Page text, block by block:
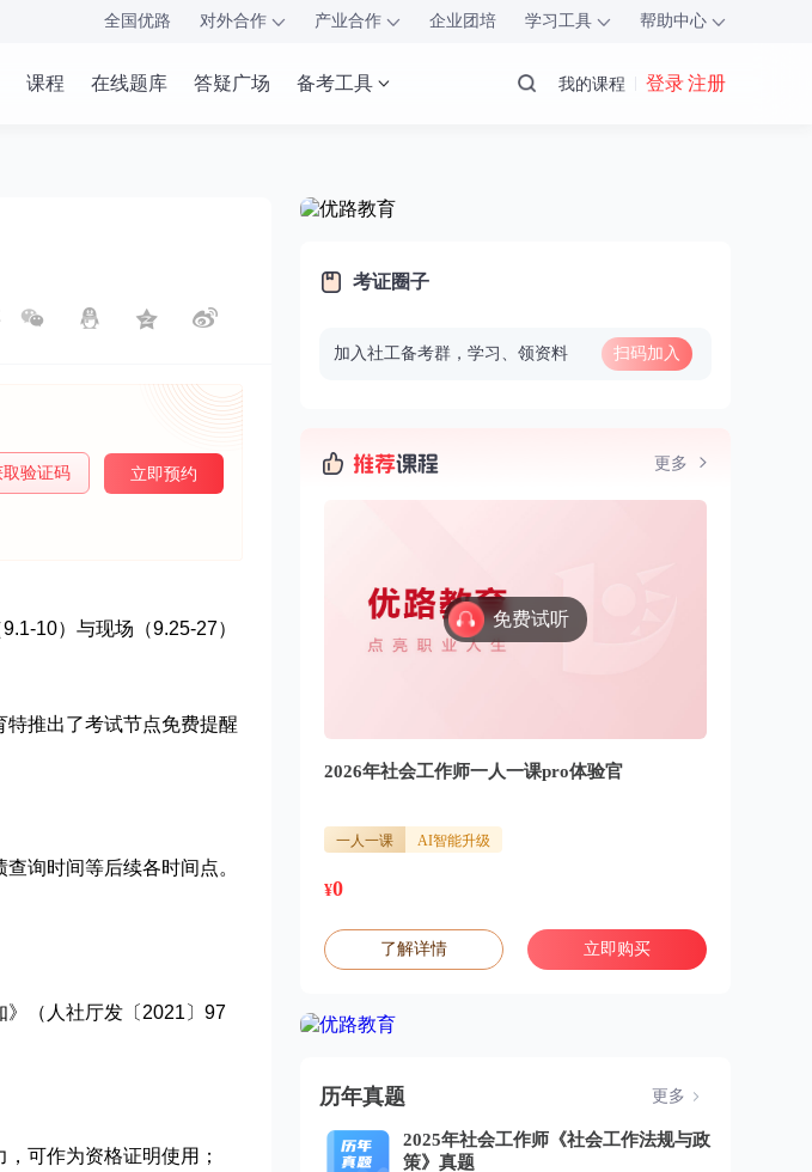
全国优路 对外合作 产业合作 企业团培 学习工具 帮助中心
课程 在线题库 答疑广场 备考工具 我的课程 登录 注册
取验证码 立即预约
10）与现场（9.25-27）
推出了考试节点免费提醒
询时间等后续各时间点。
》（人社厅发〔2021〕97
可作为资格证明使用；
考证圈子
加入社工备考群，学习、领资料 扫码加入
更多
免费试听
2026年社会工作师一人一课pro体验官
一人一课 AI智能升级
¥0
了解详情 立即购买
历年真题 更多
2025年社会工作师《社会工作法规与政
策》真题